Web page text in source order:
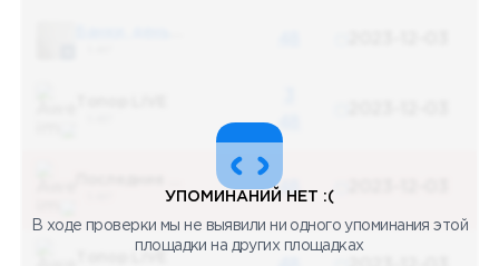
48
48
УПОМИНАНИЙ НЕТ :(
В ходе проверки мы не выявили ни одного упоминания этой
площадки на других площадках